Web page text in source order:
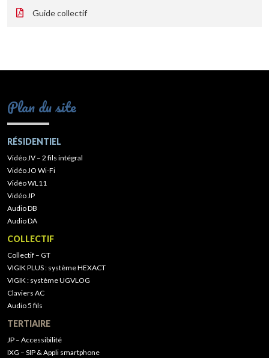
Guide collectif
Plan du site
RÉSIDENTIEL
Vidéo JV – 2 fils intégral
Vidéo JO Wi-Fi
Vidéo WL11
Vidéo JP
Audio DB
Audio DA
COLLECTIF
Collectif – GT
VIGIK PLUS : système HEXACT
VIGIK : système UGVLOG
Claviers AC
Audio 5 fils
TERTIAIRE
JP – Accessibilité
IXG – SIP & Appli smartphone